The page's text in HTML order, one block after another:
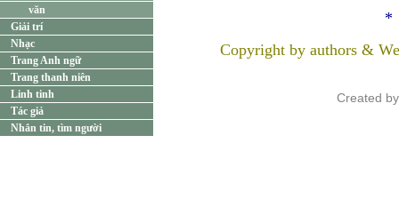
văn
Giải trí
Nhạc
Trang Anh ngữ
Trang thanh niên
Linh tinh
Tác giả
Nhắn tin, tìm người
*
Copyright by authors &
Created